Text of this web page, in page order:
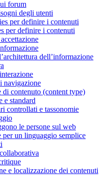
forum
degli utenti
per definire i contenuti
per definire i contenuti
dell’informazione
navigazione
contenuto (content type)
e standard
controllati e tassonomie
le persone sul web
per un linguaggio semplice
e localizzazione dei contenuti